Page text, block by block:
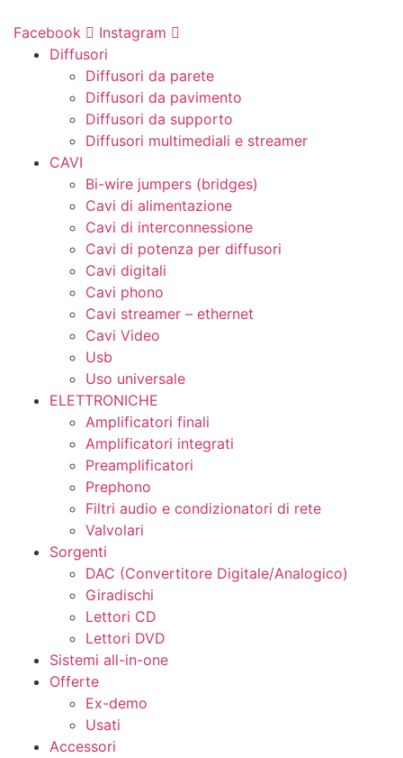
contenuto
Facebook
Instagram
Diffusori
Diffusori da parete
Diffusori da pavimento
Diffusori da supporto
Diffusori multimediali e streamer
CAVI
Bi-wire jumpers (bridges)
Cavi di alimentazione
Cavi di interconnessione
Cavi di potenza per diffusori
Cavi digitali
Cavi phono
Cavi streamer – ethernet
Cavi Video
Usb
Uso universale
ELETTRONICHE
Amplificatori finali
Amplificatori integrati
Preamplificatori
Prephono
Filtri audio e condizionatori di rete
Valvolari
Sorgenti
DAC (Convertitore Digitale/Analogico)
Giradischi
Lettori CD
Lettori DVD
Sistemi all-in-one
Offerte
Ex-demo
Usati
Accessori